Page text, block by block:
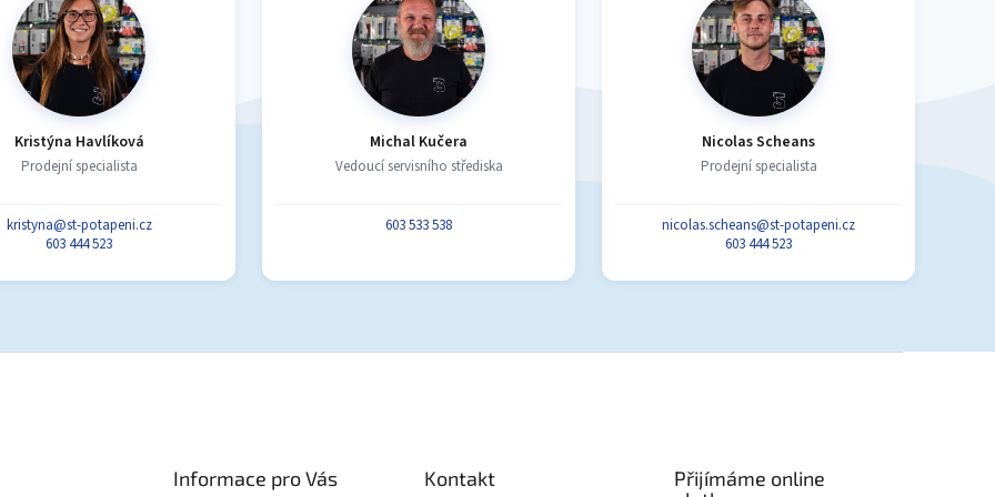
Kristýna Havlíková
Prodejní specialista
kristyna@st-potapeni.cz
603 444 523
Michal Kučera
Vedoucí servisního střediska
603 533 538
Nicolas Scheans
Prodejní specialista
nicolas.scheans@st-potapeni.cz
603 444 523
Informace pro Vás Kontakt
Přijímáme online